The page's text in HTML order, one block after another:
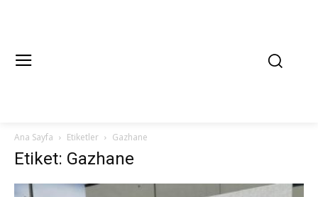
Ana Sayfa Etiketler Gazhane
Etiket: Gazhane